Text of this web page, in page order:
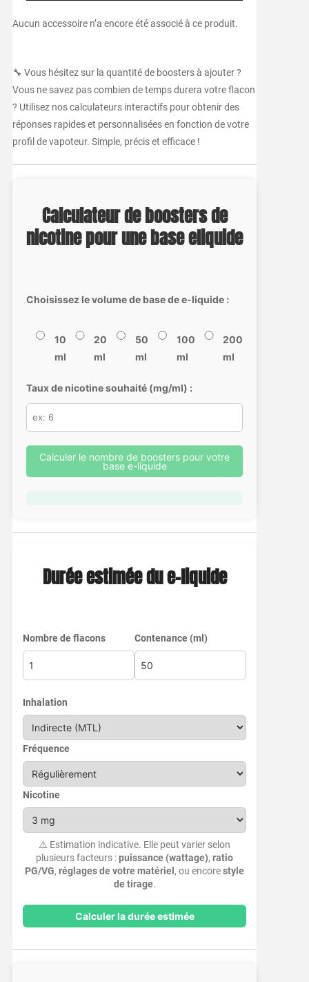
Aucun accessoire n’a encore été associé à ce produit.
🔧 Vous hésitez sur la quantité de boosters à ajouter ?
Vous ne savez pas combien de temps durera votre flacon
? Utilisez nos calculateurs interactifs pour obtenir des
réponses rapides et personnalisées en fonction de votre
profil de vapoteur. Simple, précis et efficace !
Calculateur de boosters de
nicotine pour une base eliquide
Choisissez le volume de base de e-liquide :
10
ml
20
ml
50
ml
100
ml
200
ml
Taux de nicotine souhaité (mg/ml) :
Calculer le nombre de boosters pour votre
base e-liquide
Durée estimée du e-liquide
Nombre de flacons Contenance (ml)
Inhalation
Fréquence
Nicotine
⚠️ Estimation indicative. Elle peut varier selon
plusieurs facteurs :puissance (wattage),ratio
PG/VG,réglages de votre matériel, ou encorestyle
de tirage.
Calculer la durée estimée